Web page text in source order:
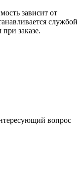
зависит от
службой
заказе.
вопрос